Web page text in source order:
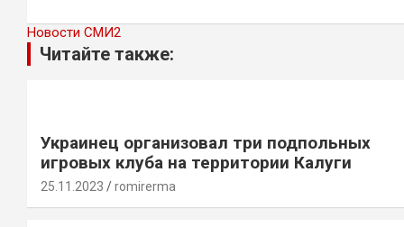
Новости СМИ2
Читайте также:
Украинец организовал три подпольных
игровых клуба на территории Калуги
25.11.2023 romirerma